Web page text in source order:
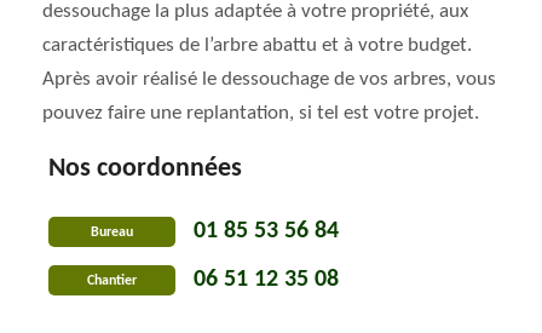
dessouchage la plus adaptée à votre propriété, aux
caractéristiques de l’arbre abattu et à votre budget.
Après avoir réalisé le dessouchage de vos arbres, vous
pouvez faire une replantation, si tel est votre projet.
Nos coordonnées
Bureau 01 85 53 56 84
Chantier 06 51 12 35 08